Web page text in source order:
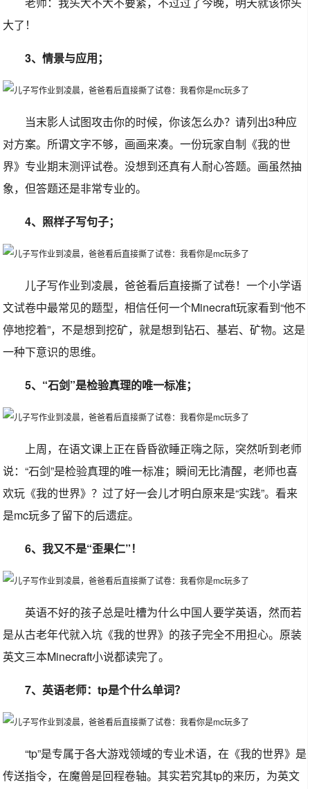
大了！
3、情景与应用；
当末影人试图攻击你的时候，你该怎么办？请列出3种应
对方案。所谓文字不够，画画来凑。一份玩家自制《我的世
界》专业期末测评试卷。没想到还真有人耐心答题。画虽然抽
象，但答题还是非常专业的。
4、照样子写句子；
儿子写作业到凌晨，爸爸看后直接撕了试卷！一个小学语
文试卷中最常见的题型，相信任何一个Minecraft玩家看到“他不
停地挖着”，不是想到挖矿，就是想到钻石、基岩、矿物。这是
一种下意识的思维。
5、“石剑”是检验真理的唯一标准；
上周，在语文课上正在昏昏欲睡正嗨之际，突然听到老师
说：“石剑”是检验真理的唯一标准；瞬间无比清醒，老师也喜
欢玩《我的世界》？过了好一会儿才明白原来是“实践”。看来
是mc玩多了留下的后遗症。
6、我又不是“歪果仁”！
英语不好的孩子总是吐槽为什么中国人要学英语，然而若
是从古老年代就入坑《我的世界》的孩子完全不用担心。原装
英文三本Minecraft小说都读完了。
7、英语老师：tp是个什么单词？
“tp”是专属于各大游戏领域的专业术语，在《我的世界》是
传送指令，在魔兽是回程卷轴。其实若究其tp的来历，为英文